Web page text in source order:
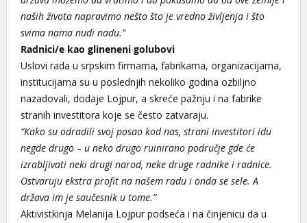
naših života napravimo nešto što je vredno življenja i što
svima nama nudi nadu.”
Radnici/e kao glineneni golubovi
Uslovi rada u srpskim firmama, fabrikama, organizacijama,
institucijama su u poslednjih nekoliko godina ozbiljno
nazadovali, dodaje Lojpur, a skreće pažnju i na fabrike
stranih investitora koje se često zatvaraju.
“Kako su odradili svoj posao kod nas, strani investitori idu
negde drugo – u neko drugo ruinirano područje gde će
izrabljivati neki drugi narod, neke druge radnike i radnice.
Ostvaruju ekstra profit na našem radu i onda se sele. A
država im je saučesnik u tome.”
Aktivistkinja Melanija Lojpur podseća i na činjenicu da u